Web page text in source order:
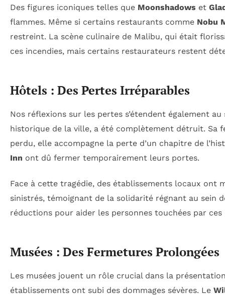
Des figures iconiques telles que Moonshadows et
flammes. Même si certains restaurants comme Nobu
restreint. La scène culinaire de Malibu, qui était
ces incendies, mais certains restaurateurs restent
Hôtels : Des Pertes Irréparables
Nos réflexions sur les pertes s’étendent également
historique de la ville, a été complètement détruit. Sa
perdu, elle accompagne la perte d’un chapitre de
Inn ont dû fermer temporairement leurs portes.
Face à cette tragédie, des établissements locaux ont
sinistrés, témoignant de la solidarité régnant au sein
réductions pour aider les personnes touchées par ces
Musées : Des Fermetures Prolongées
Les musées jouent un rôle crucial dans la
établissements ont subi des dommages sévères. Le